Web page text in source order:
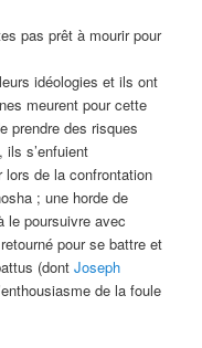
pas prêt à mourir pour
idéologies et ils ont
meurent pour cette
prendre des risques
s’enfuient
de la confrontation
; une horde de
le poursuivre avec
pour se battre et
(dontJoseph
de la foule